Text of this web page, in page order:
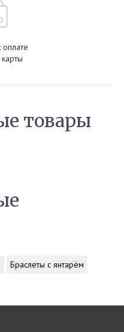
товары
Браслеты с янтарём